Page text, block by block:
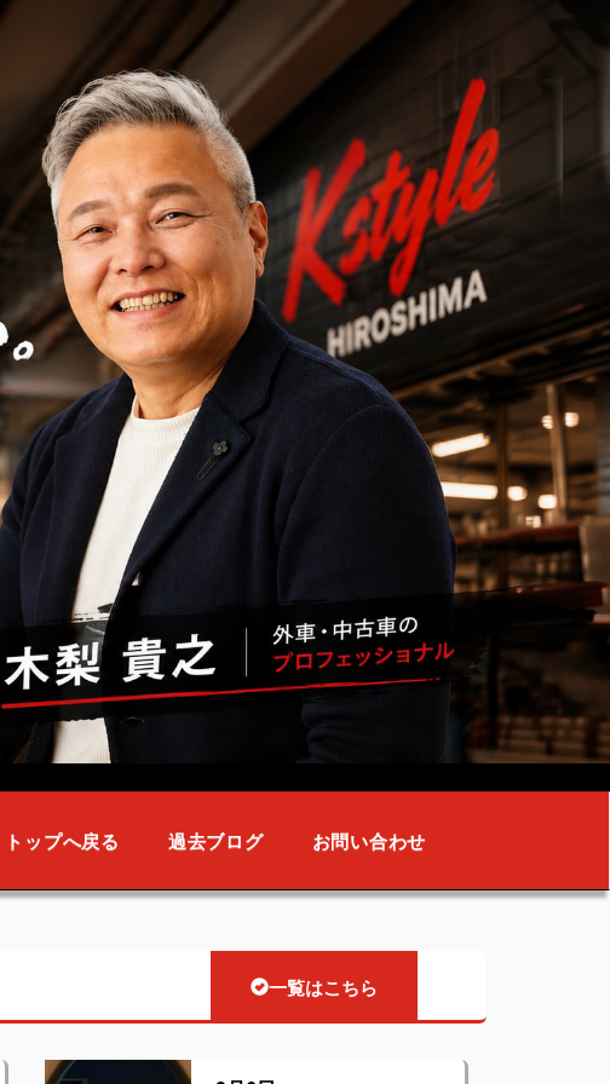
トップへ戻る 過去ブログ お問い合わせ
一覧はこちら